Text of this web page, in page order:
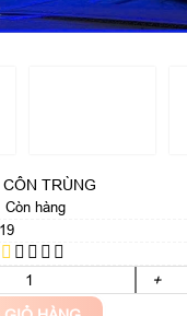
TRÙNG
Còn hàng
+